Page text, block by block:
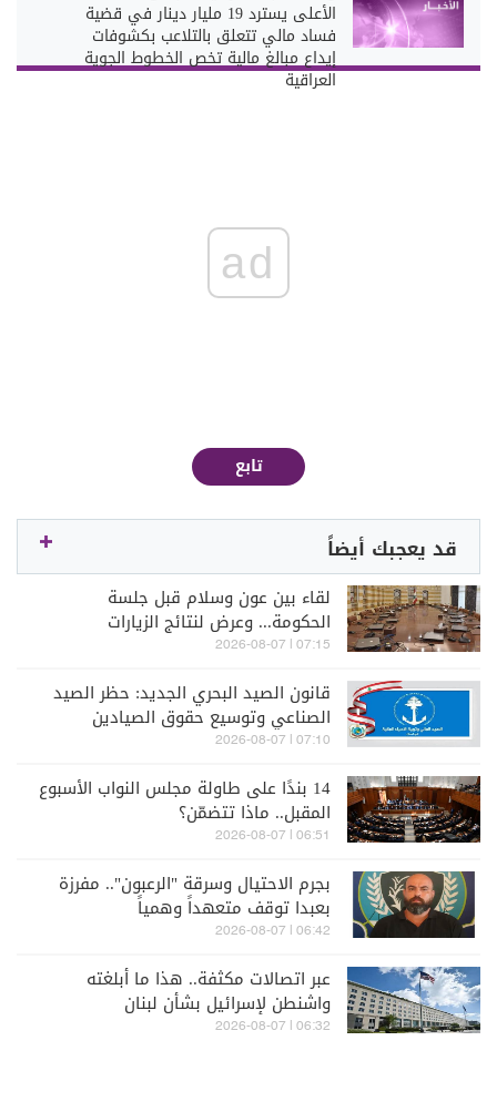
الأعلى يسترد 19 مليار دينار في قضية
فساد مالي تتعلق بالتلاعب بكشوفات
إيداع مبالغ مالية تخص الخطوط الجوية
العراقية
ad
تابع
قد يعجبك أيضاً
لقاء بين عون وسلام قبل جلسة
الحكومة... وعرض لنتائج الزيارات
والمفاوضات
07:15 | 2026-08-07
قانون الصيد البحري الجديد: حظر الصيد
الصناعي وتوسيع حقوق الصيادين
07:10 | 2026-08-07
14 بندًا على طاولة مجلس النواب الأسبوع
المقبل.. ماذا تتضمّن؟
06:51 | 2026-08-07
بجرم الاحتيال وسرقة "الرعبون".. مفرزة
بعبدا توقف متعهداً وهمياً
06:42 | 2026-08-07
عبر اتصالات مكثفة.. هذا ما أبلغته
واشنطن لإسرائيل بشأن لبنان
06:32 | 2026-08-07